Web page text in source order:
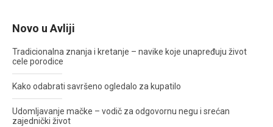
Novo u Avliji
Tradicionalna znanja i kretanje – navike koje unapređuju život
cele porodice
Kako odabrati savršeno ogledalo za kupatilo
Udomljavanje mačke – vodič za odgovornu negu i srećan
zajednički život